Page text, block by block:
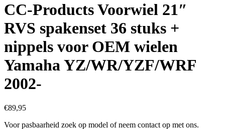
CC-Products Voorwiel 21″
RVS spakenset 36 stuks +
nippels voor OEM wielen
Yamaha YZ/WR/YZF/WRF
2002-
€89,95
Voor pasbaarheid zoek op model of neem contact op met ons.